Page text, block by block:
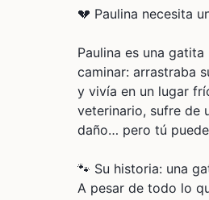
💔 Paulina necesita
Paulina es una
caminar: arrastraba
y vivía en un lugar
veterinario, sufre de
daño… pero tú
🐾 Su historia: una
A pesar de todo lo